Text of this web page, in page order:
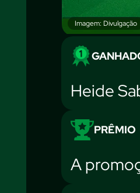
Imagem: Divulgação
Heide
PRÊMIO
A